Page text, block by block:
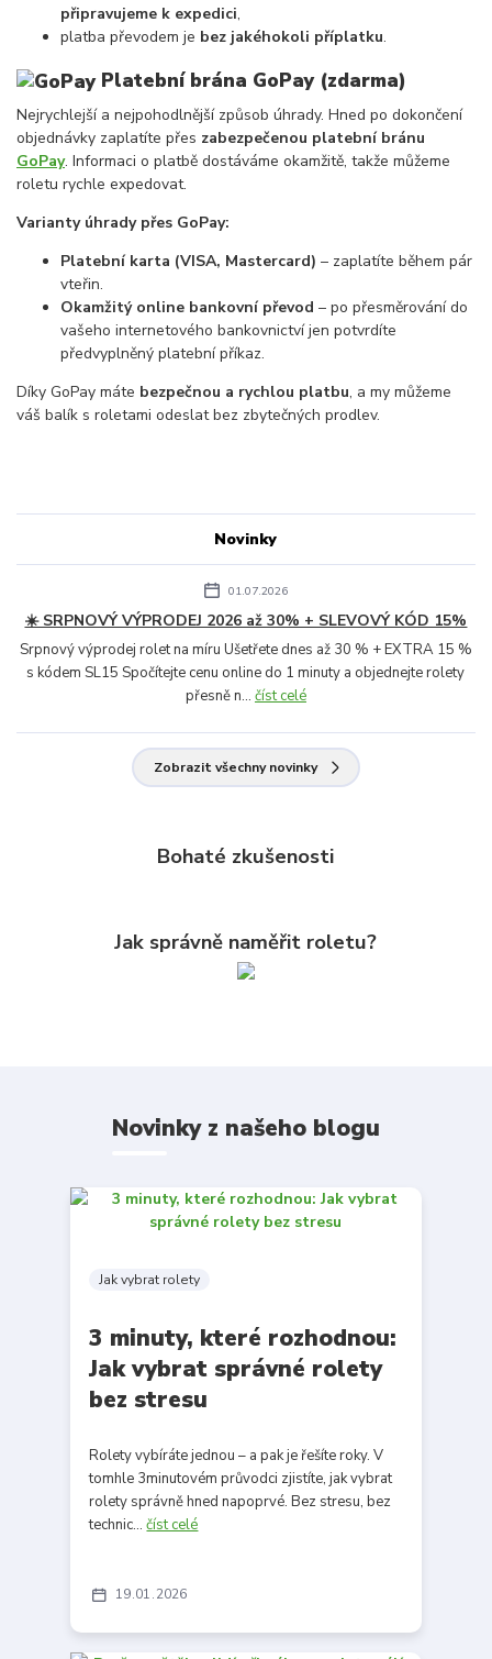
Novinky
01.07.2026
☀️ SRPNOVÝ VÝPRODEJ 2026 až 30% + SLEVOVÝ KÓD 15%
Srpnový výprodej rolet na míru Ušetřete dnes až 30 % + EXTRA 15 %
s kódem SL15 Spočítejte cenu online do 1 minuty a objednejte rolety
přesně n... číst celé
Zobrazit všechny novinky
Bohaté zkušenosti
Jak správně naměřit roletu?
připravujeme k expedici,
platba převodem je bez jakéhokoli příplatku.
Platební brána GoPay (zdarma)
Nejrychlejší a nejpohodlnější způsob úhrady. Hned po dokončení
objednávky zaplatíte přes zabezpečenou platební bránu
GoPay. Informaci o platbě dostáváme okamžitě, takže můžeme
roletu rychle expedovat.
Varianty úhrady přes GoPay:
Platební karta (VISA, Mastercard) – zaplatíte během pár
vteřin.
Okamžitý online bankovní převod – po přesměrování do
vašeho internetového bankovnictví jen potvrdíte
předvyplněný platební příkaz.
Díky GoPay máte bezpečnou a rychlou platbu, a my můžeme
váš balík s roletami odeslat bez zbytečných prodlev.
Novinky z našeho blogu
19 01 2026
Jak vybrat rolety
3 minuty, které rozhodnou:
Jak vybrat správné rolety
bez stresu
Rolety vybíráte jednou – a pak je řešíte roky. V
tomhle 3minutovém průvodci zjistíte, jak vybrat
rolety správně hned napoprvé. Bez stresu, bez
technic...číst celé